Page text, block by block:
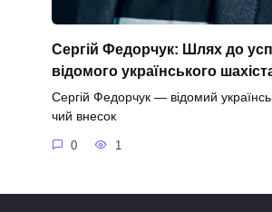
Сергій Федорчук: Шлях до
відомого українського
Сергій Федорчук — відомий
чий внесок
0 1